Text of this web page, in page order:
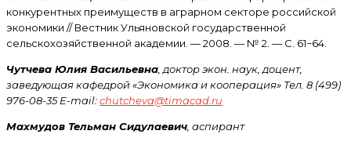
конкурентных преимуществ в аграрном секторе российской
экономики // Вестник Ульяновской государственной
сельскохозяйственной академии. — 2008. — № 2. — С. 61−64.
Чутчева Юлия Васильевна , доктор экон. наук, доцент,
заведующая кафедрой «Экономика и кооперация» Тел. 8 (499)
976-08-35 E-mail:chutcheva@timacad.ru
Махмудов Тельман Сидулаевич , аспирант